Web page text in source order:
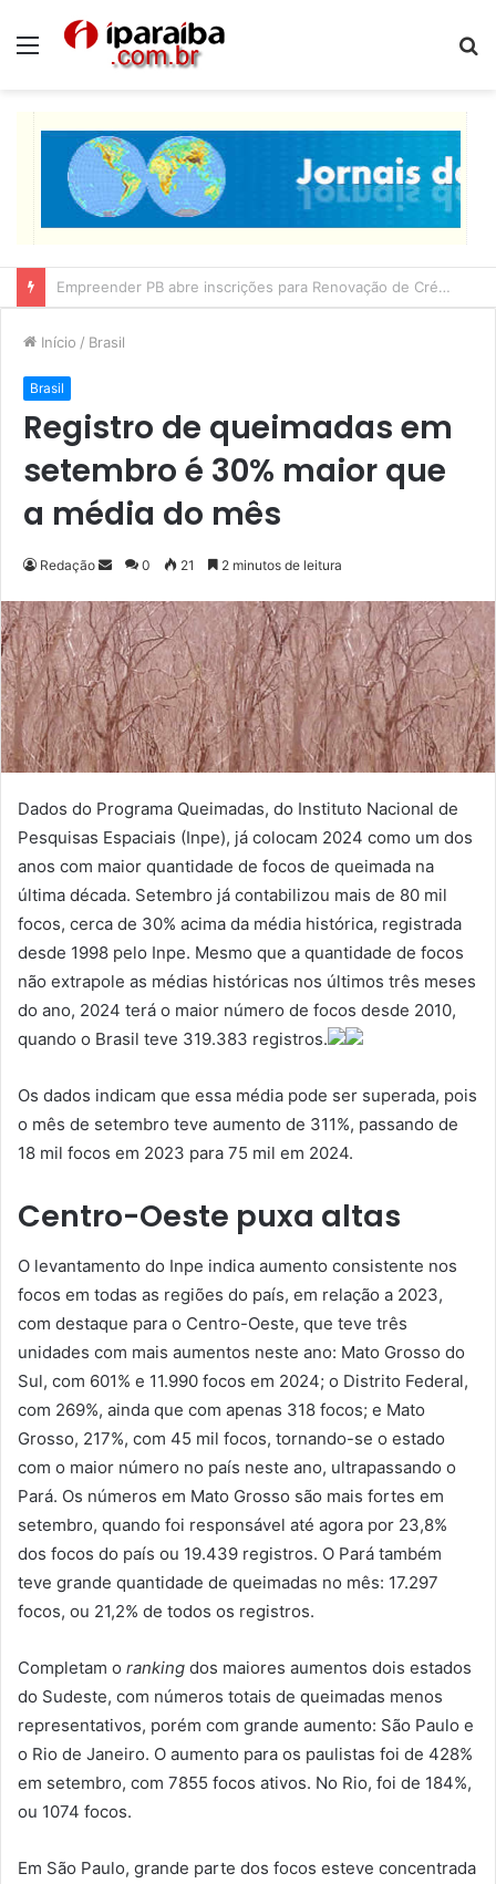
Menu
Lucas Ribeiro inspeciona obras da última etapa do Centro de Convenções
Início / Brasil
Brasil
Registro de queimadas em
setembro é 30% maior que
a média do mês
Redação
n
d
e
u
m
e
-
m
a
0 21 2 minutos de leitura
Dados do Programa Queimadas, do Instituto Nacional de
Pesquisas Espaciais (Inpe), já colocam 2024 como um dos
anos com maior quantidade de focos de queimada na
última década. Setembro já contabilizou mais de 80 mil
focos, cerca de 30% acima da média histórica, registrada
desde 1998 pelo Inpe. Mesmo que a quantidade de focos
não extrapole as médias históricas nos últimos três meses
do ano, 2024 terá o maior número de focos desde 2010,
quando o Brasil teve 319.383 registros.
Os dados indicam que essa média pode ser superada, pois
o mês de setembro teve aumento de 311%, passando de
18 mil focos em 2023 para 75 mil em 2024.
Centro-Oeste puxa altas
O levantamento do Inpe indica aumento consistente nos
focos em todas as regiões do país, em relação a 2023,
com destaque para o Centro-Oeste, que teve três
unidades com mais aumentos neste ano: Mato Grosso do
Sul, com 601% e 11.990 focos em 2024; o Distrito Federal,
com 269%, ainda que com apenas 318 focos; e Mato
Grosso, 217%, com 45 mil focos, tornando-se o estado
com o maior número no país neste ano, ultrapassando o
Pará. Os números em Mato Grosso são mais fortes em
setembro, quando foi responsável até agora por 23,8%
dos focos do país ou 19.439 registros. O Pará também
teve grande quantidade de queimadas no mês: 17.297
focos, ou 21,2% de todos os registros.
Completam o ranking dos maiores aumentos dois estados
do Sudeste, com números totais de queimadas menos
representativos, porém com grande aumento: São Paulo e
o Rio de Janeiro. O aumento para os paulistas foi de 428%
em setembro, com 7855 focos ativos. No Rio, foi de 184%,
ou 1074 focos.
Em São Paulo, grande parte dos focos esteve concentrada